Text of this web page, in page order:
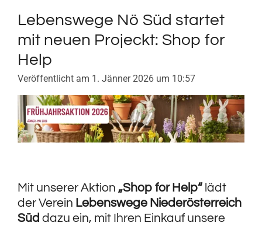
Lebenswege Nö Süd startet
mit neuen Projeckt: Shop for
Help
Veröffentlicht am 1. Jänner 2026 um 10:57
Mit unserer Aktion „Shop for Help“ lädt
der Verein Lebenswege Niederösterreich
Süd dazu ein, mit Ihren Einkauf unsere